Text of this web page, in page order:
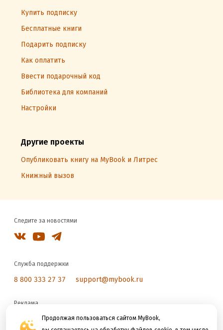
Продолжая пользоваться сайтом MyBook,
Купить подписку
Бесплатные книги
Подарить подписку
Как оплатить
Ввести подарочный код
Библиотека для компаний
Настройки
Другие проекты
Опубликовать книгу на MyBook и Литрес
Книжный вызов
Следите за новостями
Служба поддержки
8 800 333 27 37 support@mybook.ru
Реклама
reklama@litres.ru